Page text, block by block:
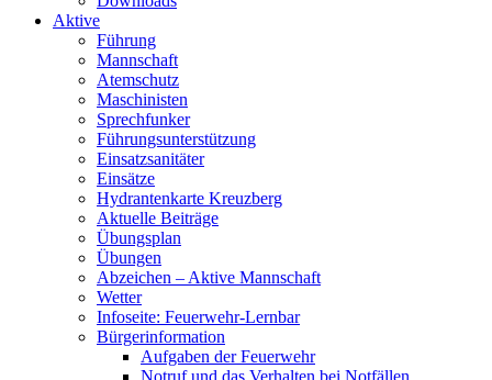
Aktive
Führung
Mannschaft
Atemschutz
Maschinisten
Sprechfunker
Führungsunterstützung
Einsatzsanitäter
Einsätze
Hydrantenkarte Kreuzberg
Aktuelle Beiträge
Übungsplan
Übungen
Abzeichen – Aktive Mannschaft
Wetter
Infoseite: Feuerwehr-Lernbar
Bürgerinformation
Aufgaben der Feuerwehr
Notruf und das Verhalten bei Notfällen